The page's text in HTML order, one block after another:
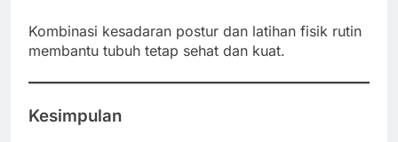
Kombinasi kesadaran postur dan latihan fisik rutin
membantu tubuh tetap sehat dan kuat.
Kesimpulan